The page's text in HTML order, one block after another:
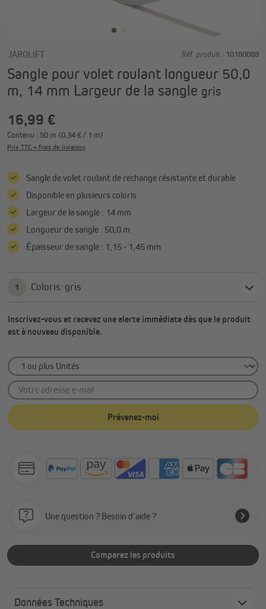
JAROLIFT Réf. produit : 10180088
Sangle pour volet roulant longueur 50,0
m, 14 mm Largeur de la sangle gris
16,99 €
Contenu : 50 m (0,34 € / 1 m)
Prix TTC + frais de livraison
Sangle de volet roulant de rechange résistante et durable
Disponible en plusieurs coloris
Largeur de la sangle : 14 mm
Longueur de sangle : 50,0 m
Épaisseur de sangle : 1,15 - 1,45 mm
1 Coloris: gris
Inscrivez-vous et recevez une alerte immédiate dès que le produit
est à nouveau disponible.
Votre adresse e-mail
Prévenez-moi
Une question ? Besoin d’aide ?
Comparez les produits
Données Techniques